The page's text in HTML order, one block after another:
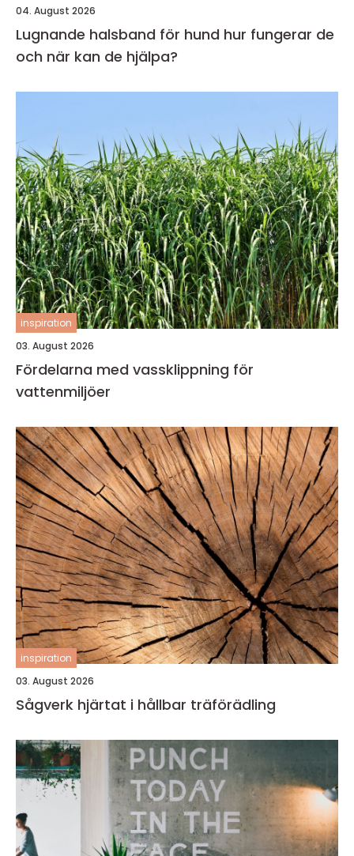
04. August 2026
Lugnande halsband för hund hur fungerar de
och när kan de hjälpa?
inspiration
03. August 2026
Fördelarna med vassklippning för
vattenmiljöer
inspiration
03. August 2026
Sågverk hjärtat i hållbar träförädling